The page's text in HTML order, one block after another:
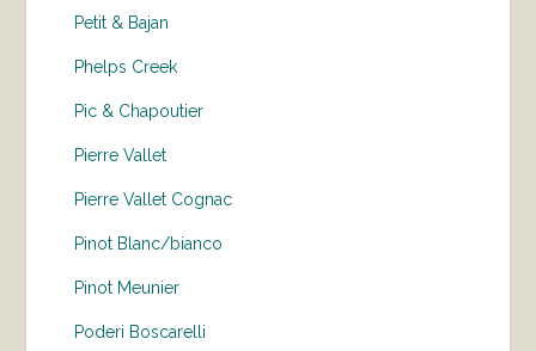
Petit & Bajan
Phelps Creek
Pic & Chapoutier
Pierre Vallet
Pierre Vallet Cognac
Pinot Blanc/bianco
Pinot Meunier
Poderi Boscarelli